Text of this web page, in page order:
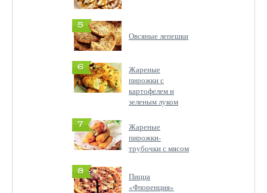
5
Овсяные лепешки
6
Жареные
пирожки с
картофелем и
зеленым луком
7
Жареные
пирожки-
трубочки с мясом
8
Пицца
«Флоренция»